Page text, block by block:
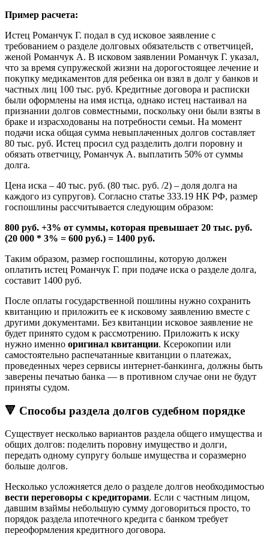
Пример расчета:
Истец Романчук Г. подал в суд исковое заявление с
требованием о разделе долговых обязательств с ответчицей,
женой Романчук А. В исковом заявлении Романчук Г. указал,
что за время супружеской жизни на дорогостоящее лечение и
покупку медикаментов для ребенка он взял в долг у банков и
частных лиц 100 тыс. руб. Кредитные договора и расписки
были оформлены на имя истца, однако истец настаивал на
признании долгов совместными, поскольку они были взяты в
браке и израсходованы на потребности семьи. На момент
подачи иска общая сумма невыплаченных долгов составляет
80 тыс. руб. Истец просил суд разделить долги поровну и
обязать ответчицу, Романчук А. выплатить 50% от суммы
долга.
Цена иска – 40 тыс. руб. (80 тыс. руб. /2) – доля долга на
каждого из супругов). Согласно статье 333.19 НК РФ, размер
госпошлины рассчитывается следующим образом:
800 руб. +3% от суммы, которая превышает 20 тыс. руб.
(20 000 * 3% = 600 руб.) = 1400 руб.
Таким образом, размер госпошлины, которую должен
оплатить истец Романчук Г. при подаче иска о разделе долга,
составит 1400 руб.
После оплаты государственной пошлины нужно сохранить
квитанцию и приложить ее к исковому заявлению вместе с
другими документами. Без квитанции исковое заявление не
будет принято судом к рассмотрению. Приложить к иску
нужно именно оригинал квитанции. Ксерокопии или
самостоятельно распечатанные квитанции о платежах,
проведенных через сервисы интернет-банкинга, должны быть
заверены печатью банка — в противном случае они не будут
приняты судом.
🔻 Способы раздела долгов судебном порядке
Существует несколько вариантов раздела общего имущества и
общих долгов: поделить поровну имущество и долги,
передать одному супругу больше имущества и соразмерно
больше долгов.
Несколько усложняется дело о разделе долгов необходимостью
вести переговоры с кредиторами. Если с частным лицом,
давшим взаймы небольшую сумму договориться просто, то
порядок раздела ипотечного кредита с банком требует
переоформления кредитного договора.